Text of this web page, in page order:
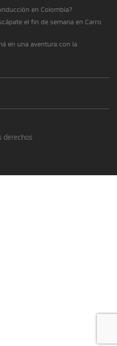
en Colombia?
el fin de semana en Carro
en una aventura con la
derechos